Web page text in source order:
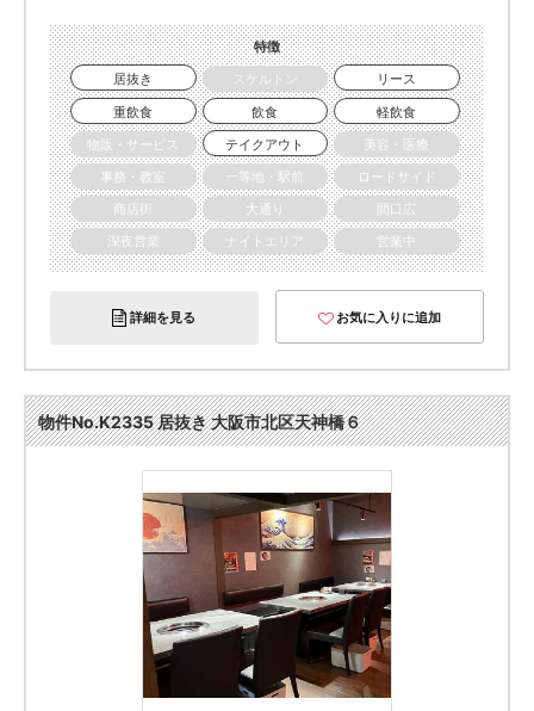
特徴
居抜き
スケルトン
リース
重飲食
飲食
軽飲食
物販・サービス
テイクアウト
美容・医療
事務・教室
一等地・駅前
ロードサイド
商店街
大通り
間口広
深夜営業
ナイトエリア 営業中
詳細を見る お気に入りに追加
物件No.K2335 居抜き 大阪市北区天神橋６